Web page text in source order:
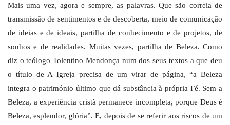
Mais uma vez, agora e sempre, as palavras. Que são correia de
transmissão de sentimentos e de descoberta, meio de comunicação
de ideias e de ideais, partilha de conhecimento e de projetos, de
sonhos e de realidades. Muitas vezes, partilha de Beleza. Como
diz o teólogo Tolentino Mendonça num dos seus textos a que deu
o título de A Igreja precisa de um virar de página, “a Beleza
integra o património último que dá substância à própria Fé. Sem a
Beleza, a experiência cristã permanece incompleta, porque Deus é
Beleza, esplendor, glória”. E, depois de se referir aos riscos de um